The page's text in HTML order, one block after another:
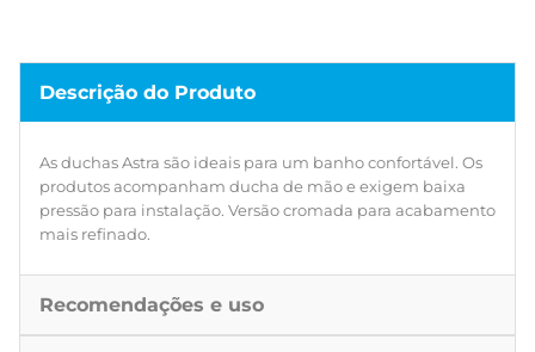
Descrição do Produto
As duchas Astra são ideais para um banho confortável. Os
produtos acompanham ducha de mão e exigem baixa
pressão para instalação. Versão cromada para acabamento
mais refinado.
Recomendações e uso